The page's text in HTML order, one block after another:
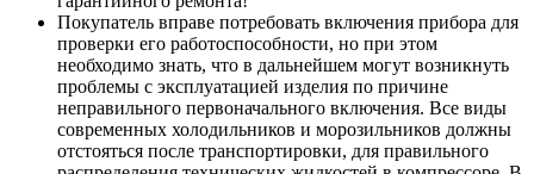
Покупатель вправе потребовать включения прибора для
проверки его работоспособности, но при этом
необходимо знать, что в дальнейшем могут возникнуть
проблемы с эксплуатацией изделия по причине
неправильного первоначального включения. Все виды
современных холодильников и морозильников должны
отстояться после транспортировки, для правильного